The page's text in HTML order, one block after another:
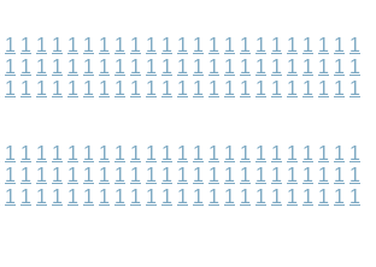
1 1 1 1 1 1 1 1 1 1 1 1 1 1 1 1 1 1 1 1 1 1 1
1 1 1 1 1 1 1 1 1 1 1 1 1 1 1 1 1 1 1 1 1 1 1
1 1 1 1 1 1 1 1 1 1 1 1 1 1 1 1 1 1 1 1 1 1 1
1 1 1 1 1 1 1 1 1 1 1 1 1 1 1 1 1 1 1 1 1 1 1
1 1 1 1 1 1 1 1 1 1 1 1 1 1 1 1 1 1 1 1 1 1 1
1 1 1 1 1 1 1 1 1 1 1 1 1 1 1 1 1 1 1 1 1 1 1